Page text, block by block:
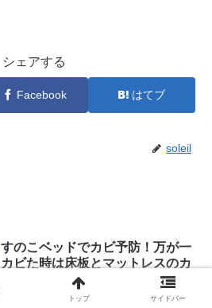
シェアする
Facebook はてブ
soleil
すのこベッドでカビ予防！万が一
カビた時は床板とマットレスのカ
高温多湿の日本では、湿気を放置すると
トップ サイドバー